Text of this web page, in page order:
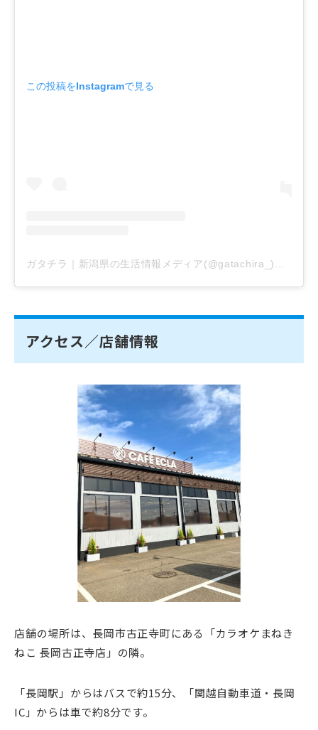
この投稿をInstagramで見る
ガタチラ｜新潟県の生活情報メディア(@gatachira_)がシェアした投稿
アクセス／店舗情報
店舗の場所は、長岡市古正寺町にある「カラオケまねき
ねこ 長岡古正寺店」の隣。
「長岡駅」からはバスで約15分、「関越自動車道・長岡
IC」からは車で約8分です。